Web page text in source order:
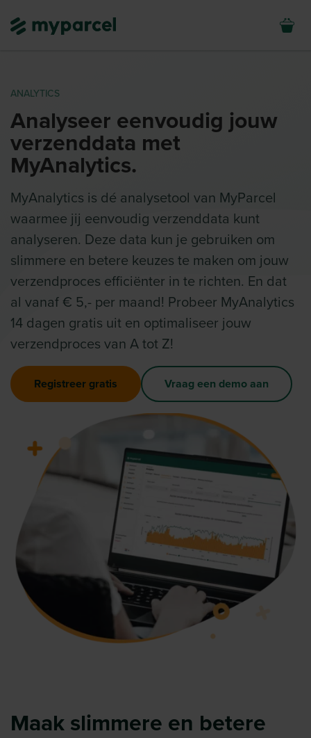
ANALYTICS
Analyseer eenvoudig jouw
verzenddata met
MyAnalytics.
MyAnalytics is dé analysetool van MyParcel
waarmee jij eenvoudig verzenddata kunt
analyseren. Deze data kun je gebruiken om
slimmere en betere keuzes te maken om jouw
verzendproces efficiënter in te richten. En dat
al vanaf € 5,- per maand! Probeer MyAnalytics
14 dagen gratis uit en optimaliseer jouw
verzendproces van A tot Z!
Registreer gratis Vraag een demo aan
Maak slimmere en betere